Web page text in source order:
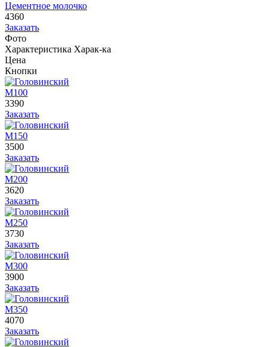
Цементное молочко
4360
Заказать
Фото
Характеристика Харак-ка
Цена
Кнопки
М100
3390
Заказать
М150
3500
Заказать
М200
3620
Заказать
М250
3730
Заказать
М300
3900
Заказать
М350
4070
Заказать